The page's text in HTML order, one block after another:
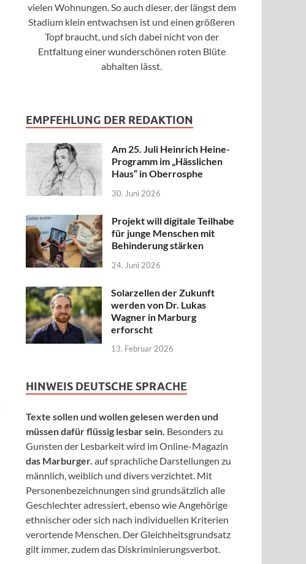
vielen Wohnungen. So auch dieser, der längst dem
Stadium klein entwachsen ist und einen größeren
Topf braucht, und sich dabei nicht von der
Entfaltung einer wunderschönen roten Blüte
abhalten lässt.
EMPFEHLUNG DER REDAKTION
Am 25. Juli Heinrich Heine-
Programm im „Hässlichen
Haus“ in Oberrosphe
30. Juni 2026
Projekt will digitale Teilhabe
für junge Menschen mit
Behinderung stärken
24. Juni 2026
Solarzellen der Zukunft
werden von Dr. Lukas
Wagner in Marburg
erforscht
13. Februar 2026
HINWEIS DEUTSCHE SPRACHE
Texte sollen und wollen gelesen werden und
müssen dafür flüssig lesbar sein. Besonders zu
Gunsten der Lesbarkeit wird im Online-Magazin
das Marburger. auf sprachliche Darstellungen zu
männlich, weiblich und divers verzichtet. Mit
Personenbezeichnungen sind grundsätzlich alle
Geschlechter adressiert, ebenso wie Angehörige
ethnischer oder sich nach individuellen Kriterien
verortende Menschen. Der Gleichheitsgrundsatz
gilt immer, zudem das Diskriminierungsverbot.